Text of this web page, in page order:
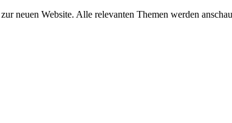
neuen Website. Alle relevanten Themen werden